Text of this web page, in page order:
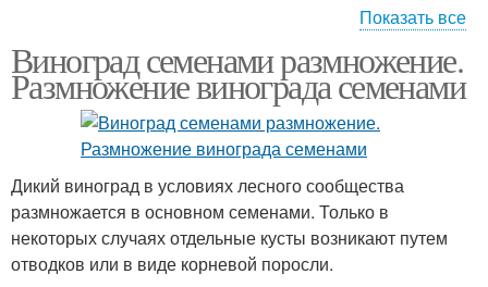
Комнатный виноград Виноград на балконе
Показать все
Виноград семенами размножение.
Размножение винограда семенами
Дикий виноград в условиях лесного сообщества
размножается в основном семенами. Только в
некоторых случаях отдельные кусты возникают путем
отводков или в виде корневой поросли.